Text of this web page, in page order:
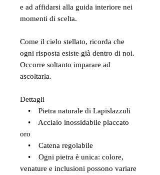
e ad affidarsi alla guida interiore nei
momenti di scelta.
Come il cielo stellato, ricorda che
ogni risposta esiste già dentro di noi.
Occorre soltanto imparare ad
ascoltarla.
Dettagli
• Pietra naturale di Lapislazzuli
• Acciaio inossidabile placcato
oro
• Catena regolabile
• Ogni pietra è unica: colore,
venature e inclusioni possono variare